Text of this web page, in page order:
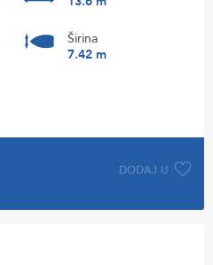
Širina
7.42 m
DODAJ U